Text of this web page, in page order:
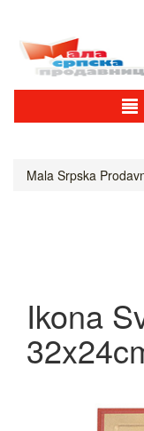
Mala Srpska
Ikona